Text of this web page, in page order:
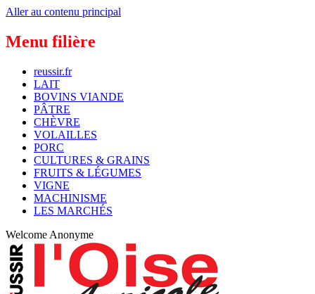
Aller au contenu principal
Menu filière
reussir.fr
LAIT
BOVINS VIANDE
PÂTRE
CHÈVRE
VOLAILLES
PORC
CULTURES & GRAINS
FRUITS & LÉGUMES
VIGNE
MACHINISME
LES MARCHÉS
Welcome Anonyme